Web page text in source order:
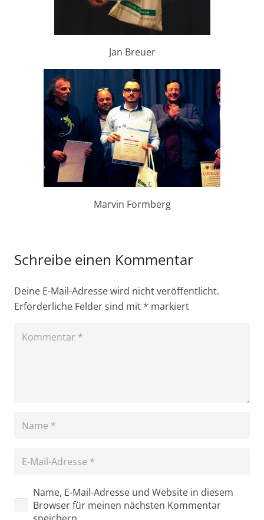
Jan Breuer
Marvin Formberg
Schreibe einen Kommentar
Deine E-Mail-Adresse wird nicht veröffentlicht.
Erforderliche Felder sind mit* markiert
Name, E-Mail-Adresse und Website in diesem
Browser für meinen nächsten Kommentar